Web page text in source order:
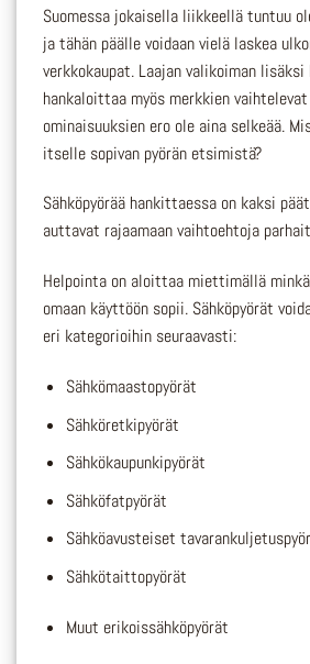
Suomessa jokaisella liikkeellä tuntuu
ja tähän päälle voidaan vielä laskea
verkkokaupat. Laajan valikoiman lisäksi
hankaloittaa myös merkkien
ominaisuuksien ero ole aina selkeää.
itselle sopivan pyörän etsimistä?
Sähköpyörää hankittaessa on kaksi
auttavat rajaamaan vaihtoehtoja
Helpointa on aloittaa miettimällä
omaan käyttöön sopii. Sähköpyörät
eri kategorioihin seuraavasti:
Sähkömaastopyörät
Sähköretkipyörät
Sähkökaupunkipyörät
Sähköfatpyörät
Sähköavusteiset
Sähkötaittopyörät
Muut erikoissähköpyörät